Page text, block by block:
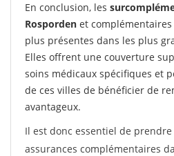
En conclusion, les
Rosporden et
plus présentes dans les plus
Elles offrent une couverture
soins médicaux spécifiques et
de ces villes de bénéficier de
avantageux.
Il est donc essentiel de
assurances complémentaires